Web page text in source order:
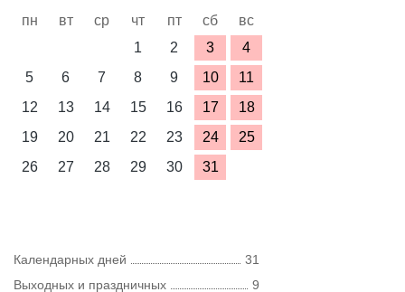
пн вт ср чт пт сб
вс
1
2 3
4
5
6 7 8 9 10
11
12
13 14 15 16 17
18
19
20 21 22 23 24
25
26
27 28 29 30 31
Календарных дней
31
Выходных и праздничных
9